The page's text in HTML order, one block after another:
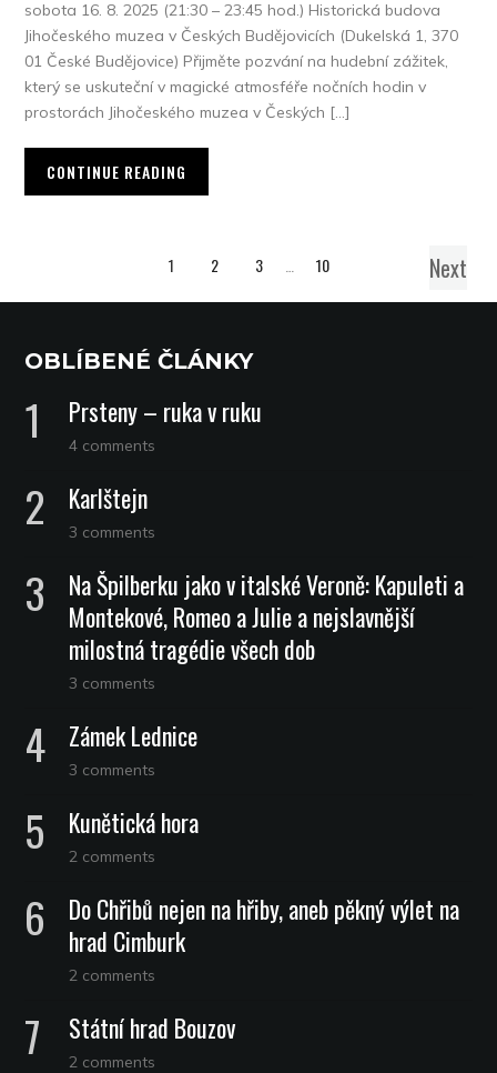
sobota 16. 8. 2025 (21:30 – 23:45 hod.) Historická budova
Jihočeského muzea v Českých Budějovicích (Dukelská 1, 370
01 České Budějovice) Přijměte pozvání na hudební zážitek,
který se uskuteční v magické atmosféře nočních hodin v
prostorách Jihočeského muzea v Českých […]
CONTINUE READING
1 2 3 10 Next
OBLÍBENÉ ČLÁNKY
Prsteny – ruka v ruku
4 comments
Karlštejn
3 comments
Na Špilberku jako v italské Veroně: Kapuleti a
Montekové, Romeo a Julie a nejslavnější
milostná tragédie všech dob
3 comments
Zámek Lednice
3 comments
Kunětická hora
2 comments
Do Chřibů nejen na hřiby, aneb pěkný výlet na
hrad Cimburk
2 comments
Státní hrad Bouzov
2 comments